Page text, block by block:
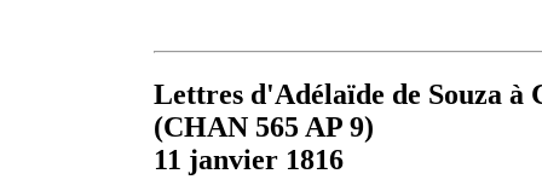
Lettres d'Adélaïde de Souza à
(CHAN 565 AP 9)
11 janvier 1816